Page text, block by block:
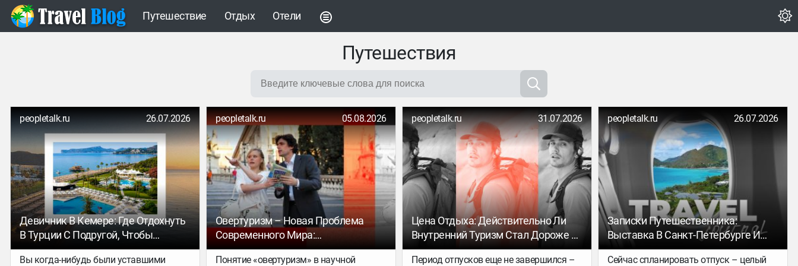
Путешествие Отдых Отели
Путешествия
peopletalk.ru 26.07.2026
Девичник В Кемере: Где Отдохнуть
В Турции С Подругой, Чтобы
Вернуться
Вы когда-нибудь были уставшими
peopletalk.ru 05.08.2026
Овертуризм – Новая Проблема
Современного Мира:
Пострадавшие Города И Пути
Решения
Понятие «овертуризм» в научной
peopletalk.ru 31.07.2026
Цена Отдыха: Действительно Ли
Внутренний Туризм Стал Дороже И
Как Выгодно Слетать В Отпуск
Период отпусков еще не завершился –
peopletalk.ru 26.07.2026
Записки Путешественника:
Выставка В Санкт-Петербурге И
Велопрогулка По Исторической
Москве
Сейчас спланировать отпуск – целый